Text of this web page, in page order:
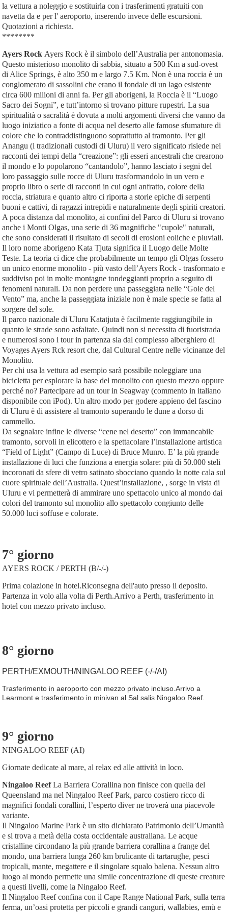
la vettura a noleggio e sostituirla con i trasferimenti gratuiti con
navetta da e per l' aeroporto, inserendo invece delle escursioni.
Quotazioni a richiesta.
********
Ayers Rock Ayers Rock è il simbolo dell’Australia per antonomasia.
Questo misterioso monolito di sabbia, situato a 500 Km a sud-ovest
di Alice Springs, è alto 350 m e largo 7.5 Km. Non è una roccia è un
conglomerato di sassolini che erano il fondale di un lago esistente
circa 600 milioni di anni fa. Per gli aborigeni, la Roccia è il “Luogo
Sacro dei Sogni”, e tutt’intorno si trovano pitture rupestri. La sua
spiritualità o sacralità è dovuta a molti argomenti diversi che vanno da
luogo iniziatico a fonte di acqua nel deserto alle famose sfumature di
colore che lo contraddistinguono soprattutto al tramonto. Per gli
Anangu (i tradizionali custodi di Uluru) il vero significato risiede nei
racconti dei tempi della “creazione”: gli esseri ancestrali che crearono
il mondo e lo popolarono “cantandolo”, hanno lasciato i segni del
loro passaggio sulle rocce di Uluru trasformandolo in un vero e
proprio libro o serie di racconti in cui ogni anfratto, colore della
roccia, striatura e quanto altro ci riporta a storie epiche di serpenti
buoni e cattivi, di ragazzi intrepidi e naturalmente degli spiriti creatori.
A poca distanza dal monolito, ai confini del Parco di Uluru si trovano
anche i Monti Olgas, una serie di 36 magnifiche "cupole" naturali,
che sono considerati il risultato di secoli di erosioni eoliche e pluviali.
Il loro nome aborigeno Kata Tjuta significa il Luogo delle Molte
Teste. La teoria ci dice che probabilmente un tempo gli Olgas fossero
un unico enorme monolito - più vasto dell’Ayers Rock - trasformato e
suddiviso poi in molte montagne tondeggianti proprio a seguito di
fenomeni naturali. Da non perdere una passeggiata nelle “Gole del
Vento” ma, anche la passeggiata iniziale non è male specie se fatta al
sorgere del sole.
Il parco nazionale di Uluru Katatjuta è facilmente raggiungibile in
quanto le strade sono asfaltate. Quindi non si necessita di fuoristrada
e numerosi sono i tour in partenza sia dal complesso alberghiero di
Voyages Ayers Rck resort che, dal Cultural Centre nelle vicinanze del
Monolito.
Per chi usa la vettura ad esempio sarà possibile noleggiare una
bicicletta per esplorare la base del monolito con questo mezzo oppure
perché no? Partecipare ad un tour in Seagway (commento in italiano
disponibile con iPod). Un altro modo per godere appieno del fascino
di Uluru è di assistere al tramonto superando le dune a dorso di
cammello.
Da segnalare infine le diverse “cene nel deserto” con immancabile
tramonto, sorvoli in elicottero e la spettacolare l’installazione artistica
“Field of Light” (Campo di Luce) di Bruce Munro. E’ la più grande
installazione di luci che funziona a energia solare: più di 50.000 steli
incoronati da sfere di vetro satinato sbocciano quando la notte cala sul
cuore spirituale dell’Australia. Quest’installazione, , sorge in vista di
Uluru e vi permetterà di ammirare uno spettacolo unico al mondo dai
colori del tramonto sul monolito allo spettacolo congiunto delle
50.000 luci soffuse e colorate.
7° giorno
AYERS ROCK / PERTH (B/-/-)
Prima colazione in hotel.Riconsegna dell'auto presso il deposito.
Partenza in volo alla volta di Perth.Arrivo a Perth, trasferimento in
hotel con mezzo privato incluso.
8° giorno
PERTH/EXMOUTH/NINGALOO REEF (-/-/AI)
Trasferimento in aeroporto con mezzo privato incluso.Arrivo a
Learmont e trasferimento in minivan al Sal salis Ningaloo Reef.
9° giorno
NINGALOO REEF (AI)
Giornate dedicate al mare, al relax ed alle attività in loco.
Ningaloo ReefLa Barriera Corallina non finisce con quella del
Queensland ma nel Ningaloo Reef Park, parco costiero ricco di
magnifici fondali corallini, l’esperto diver ne troverà una piacevole
variante.
Il Ningaloo Marine Park è un sito dichiarato Patrimonio dell’Umanità
e si trova a metà della costa occidentale australiana. Le acque
cristalline circondano la più grande barriera corallina a frange del
mondo, una barriera lunga 260 km brulicante di tartarughe, pesci
tropicali, mante, megattere e il singolare squalo balena. Nessun altro
luogo al mondo permette una simile concentrazione di queste creature
a questi livelli, come la Ningaloo Reef.
Il Ningaloo Reef confina con il Cape Range National Park, sulla terra
ferma, un’oasi protetta per piccoli e grandi canguri, wallabies, emù e